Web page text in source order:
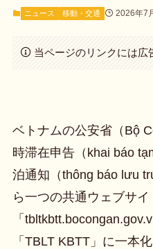
ニュース 移動・交通 2026年7
当ページのリンクには広
ベトナムの公安省（Bộ
時滞在申告（khai báo
泊通知（thông báo lưu
ら一つの共通ウェブサイ
「
「TBLT KBTT」に一本